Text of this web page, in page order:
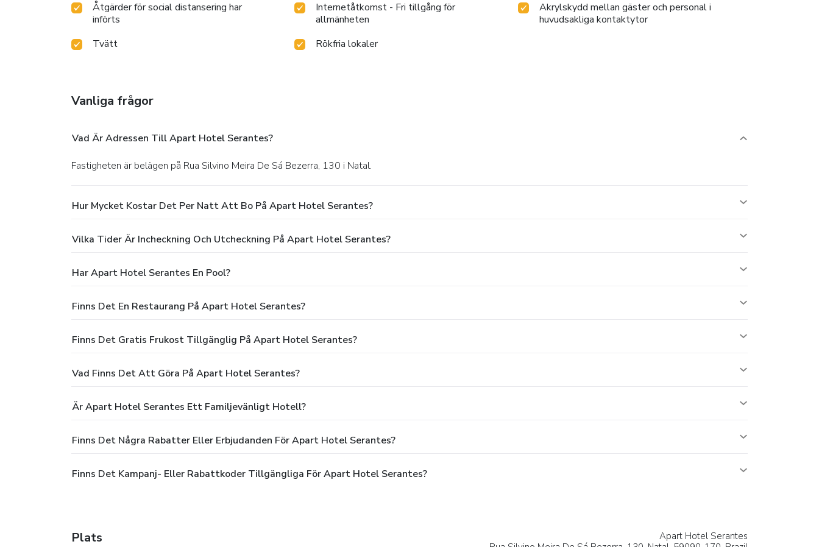
Åtgärder för social distansering har
införts
Internetåtkomst - Fri tillgång för
allmänheten
Akrylskydd mellan gäster och personal i
huvudsakliga kontaktytor
Tvätt
Rökfria lokaler
Vanliga frågor
Vad Är Adressen Till Apart Hotel Serantes?
Fastigheten är belägen på Rua Silvino Meira De Sá Bezerra, 130 i Natal.
Hur Mycket Kostar Det Per Natt Att Bo På Apart Hotel Serantes?
Vilka Tider Är Incheckning Och Utcheckning På Apart Hotel Serantes?
Har Apart Hotel Serantes En Pool?
Finns Det En Restaurang På Apart Hotel Serantes?
Finns Det Gratis Frukost Tillgänglig På Apart Hotel Serantes?
Vad Finns Det Att Göra På Apart Hotel Serantes?
Är Apart Hotel Serantes Ett Familjevänligt Hotell?
Finns Det Några Rabatter Eller Erbjudanden För Apart Hotel Serantes?
Finns Det Kampanj- Eller Rabattkoder Tillgängliga För Apart Hotel Serantes?
Plats
Apart Hotel Serantes